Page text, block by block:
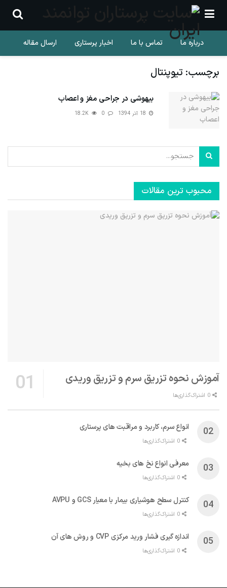
درباره ما تماس با ما اخبار پرستاری ارسال مقاله
برچسب:تیوپنتال
بیهوشی در جراحی مغز و اعصاب
محبوب ترین مقالات
آموزش نحوه تزریق سرم و تزریق وریدی
انواع سرم، کاربرد و مراقبت‌ های پرستاری
معرفی انواع نخ های بخیه
کنترل سطح هوشیاری بیمار با معیار GCS و AVPU
اندازه گیری فشار ورید مرکزی CVP و روش های آن